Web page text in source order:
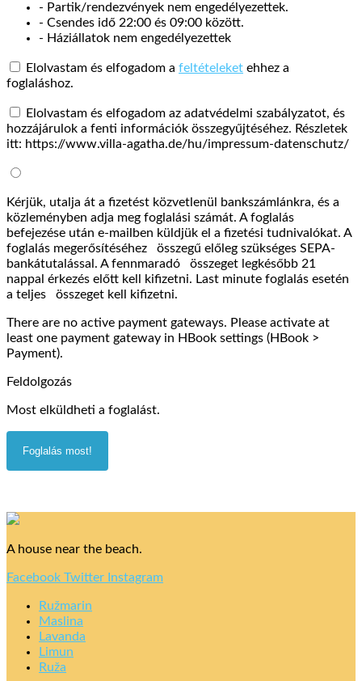
- Partik/rendezvények nem engedélyezettek.
- Csendes idő 22:00 és 09:00 között.
- Háziállatok nem engedélyezettek
Elolvastam és elfogadom a feltételeket ehhez a
foglaláshoz.
Elolvastam és elfogadom az adatvédelmi szabályzatot, és
hozzájárulok a fenti információk összegyűjtéséhez. Részletek
itt: https://www.villa-agatha.de/hu/impressum-datenschutz/
Kérjük, utalja át a fizetést közvetlenül bankszámlánkra, és a
közleményben adja meg foglalási számát. A foglalás
befejezése után e-mailben küldjük el a fizetési tudnivalókat. A
foglalás megerősítéséhez
összegű előleg szükséges SEPA-
bankátutalással. A fennmaradó
összeget legkésőbb 21
nappal érkezés előtt kell kifizetni. Last minute foglalás esetén
a teljes
összeget kell kifizetni.
There are no active payment gateways. Please activate at
least one payment gateway in HBook settings (HBook >
Payment).
Feldolgozás
Most elküldheti a foglalást.
A house near the beach.
Facebook Twitter Instagram
Ružmarin
Maslina
Lavanda
Limun
Ruža